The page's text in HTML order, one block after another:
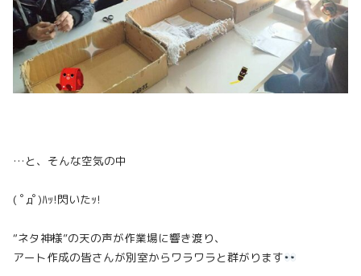
…と、そんな空気の中
( ﾟдﾟ)ﾊｯ!閃いたｯ!
“ネタ神様”の天の声が作業場に響き渡り、
アート作成の皆さんが別室からワラワラと群がります